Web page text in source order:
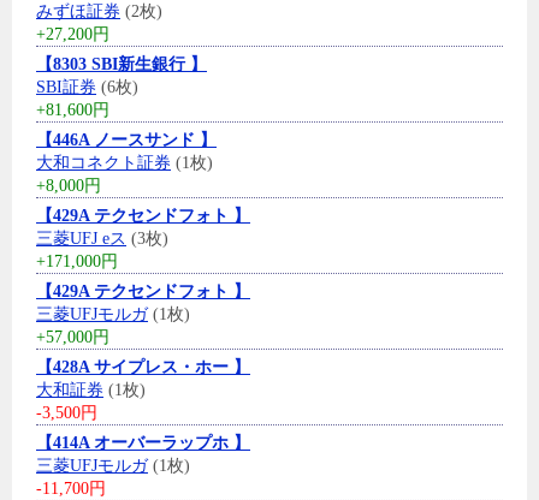
みずほ証券 (2枚)
+27,200円
【8303 SBI新生銀行 】
SBI証券 (6枚)
+81,600円
【446A ノースサンド 】
大和コネクト証券 (1枚)
+8,000円
【429A テクセンドフォト 】
三菱UFJ eス (3枚)
+171,000円
【429A テクセンドフォト 】
三菱UFJモルガ(1枚)
+57,000円
【428A サイプレス・ホー 】
大和証券 (1枚)
-3,500円
【414A オーバーラップホ 】
三菱UFJモルガ(1枚)
-11,700円